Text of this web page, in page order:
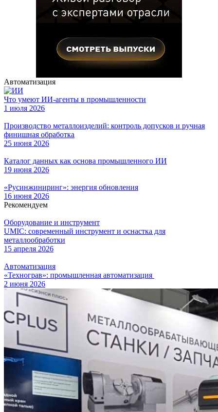
Автоматизация
Что умеют ИИ-агенты в промышленности
1 июля 2026
Производство металлоизделий: контроль допусков и ручная
финишная обработка
25 июня 2026
Каталог данных как основа промышленного ИИ
19 июня 2026
«Русинжиниринг»: энергия обновления
16 июня 2026
Рекомендуем
Оборудование и инструмент
UMIC: современный инструмент и оснастка для
металлообработки
15 апреля 2026
Автоматизация
«Технограв»: промышленная автоматизация
2 июня 2026